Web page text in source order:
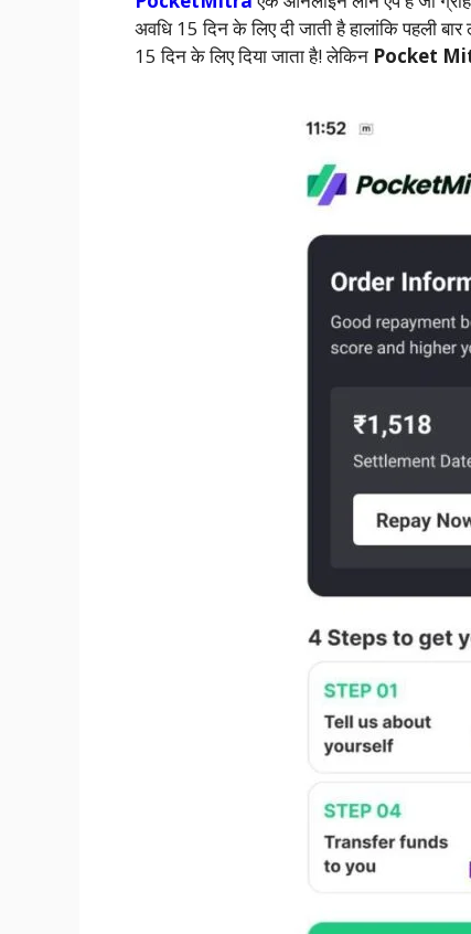
अवधि 15 दिन के लिए दी जाती है हालांकि पहली
15 दिन के लिए दिया जाता है! लेकिन Pocket